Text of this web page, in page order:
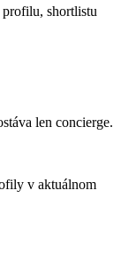
shortlistu
len concierge.
v aktuálnom